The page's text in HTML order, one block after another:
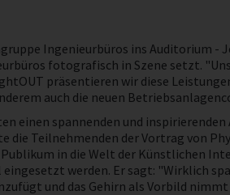
Ingenieurbüros ins Auditorium
fotografisch in Szene setzt.
präsentieren wir diese
auch die neuen
einen spannenden und
die Teilnehmenden der Vortrag von
in die Welt der Künstlichen
werden. Er sagt: "Wirklich
und das Gehirn als Vorbild